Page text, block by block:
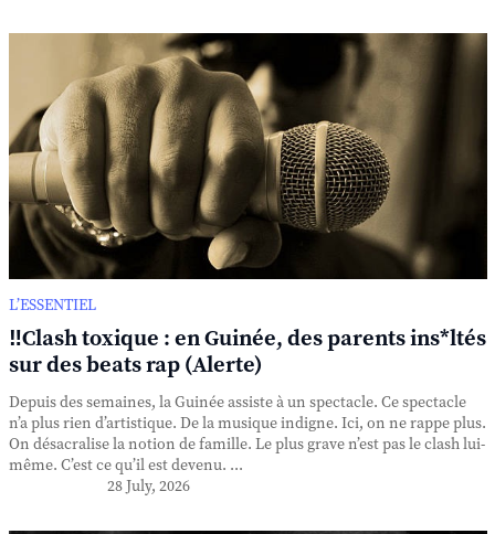
L’ESSENTIEL
‼️Clash toxique : en Guinée, des parents ins*ltés
sur des beats rap (Alerte)
Depuis des semaines, la Guinée assiste à un spectacle. Ce spectacle
n’a plus rien d’artistique. De la musique indigne. Ici, on ne rappe plus.
On désacralise la notion de famille. Le plus grave n’est pas le clash lui-
même. C’est ce qu’il est devenu. ...
28 July, 2026